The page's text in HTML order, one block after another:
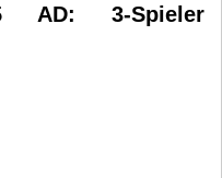
AD: 3-Spieler